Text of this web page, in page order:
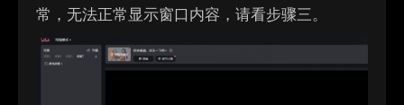
常，无法正常显示窗口内容，请看步骤三。